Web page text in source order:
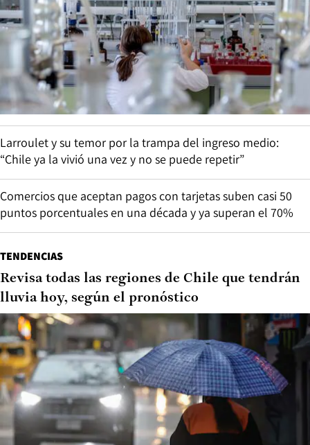
Larroulet y su temor por la trampa del ingreso medio:
“Chile ya la vivió una vez y no se puede repetir”
Comercios que aceptan pagos con tarjetas suben casi 50
puntos porcentuales en una década y ya superan el 70%
TENDENCIAS
Revisa todas las regiones de Chile que tendrán
lluvia hoy, según el pronóstico